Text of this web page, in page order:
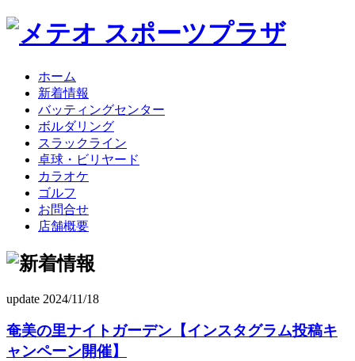
ホーム
新着情報
バッティングセンター
ボルダリング
スラックライン
卓球・ビリヤード
カラオケ
ゴルフ
お問合せ
店舗概要
update 2024/11/18
奄美の里ナイトガーデン【インスタグラム投稿キ
ャンペーン開催】